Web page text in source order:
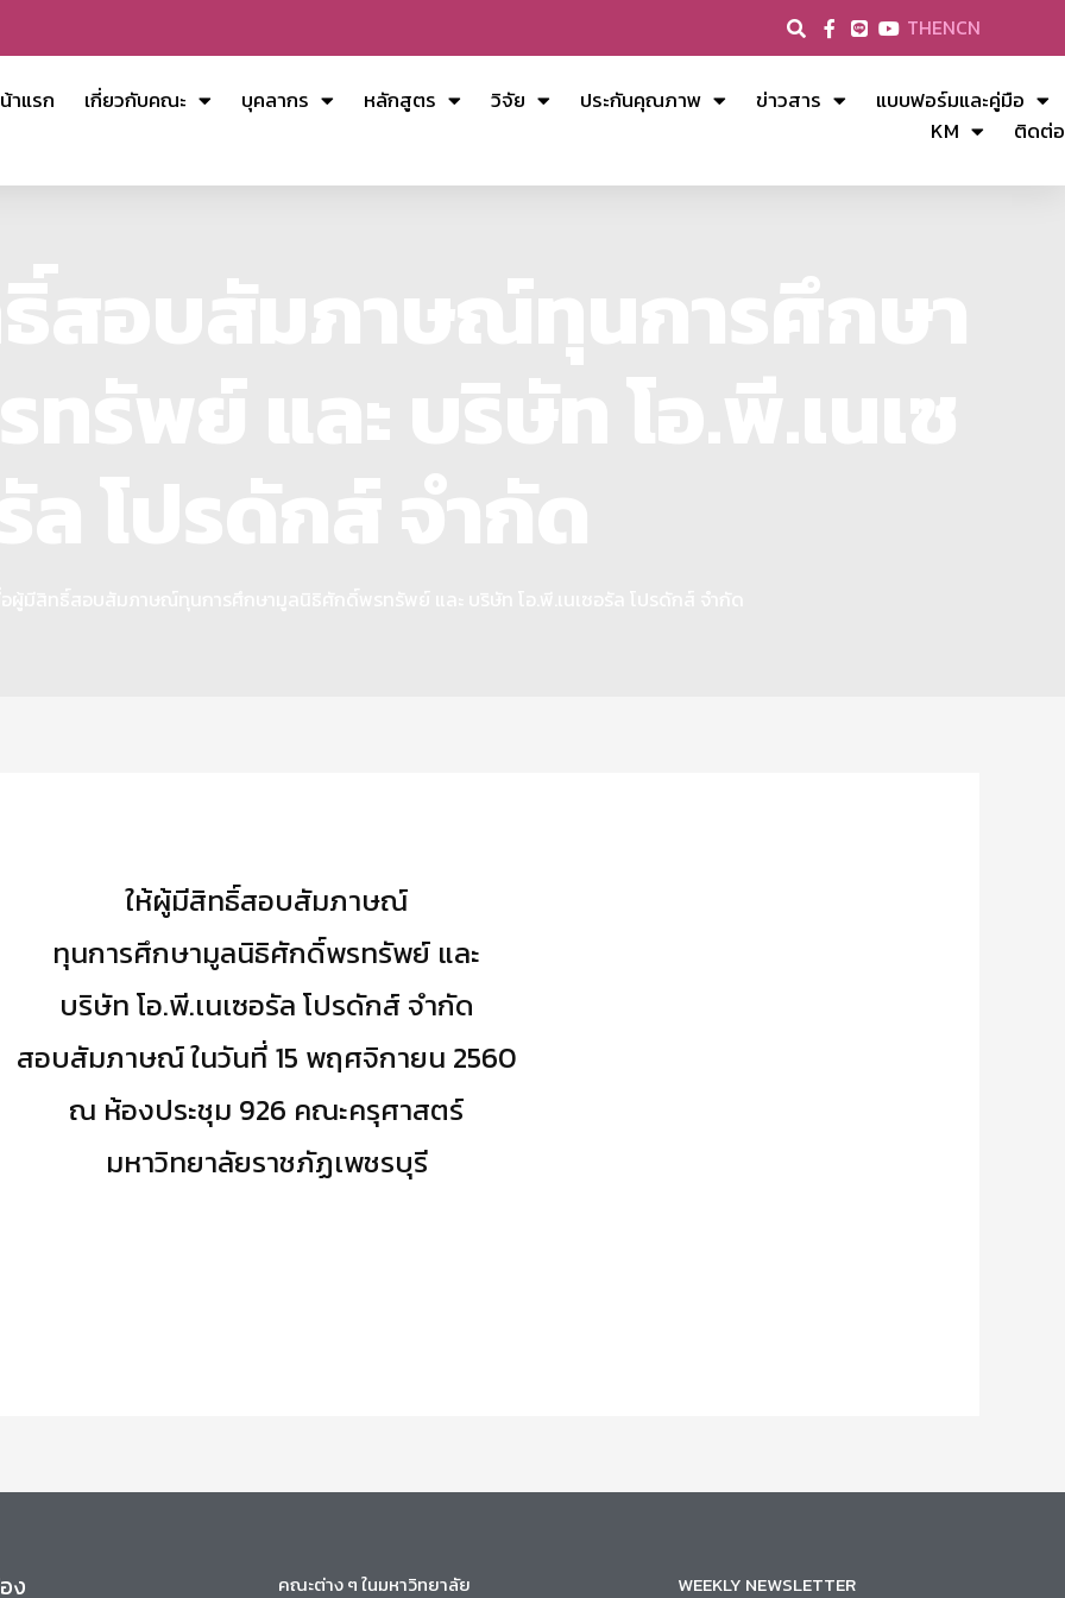
THENCN
าแรก เกี่ยวกับคณะ บุคลากร หลักสูตร วิจัย ประกันคุณภาพ ข่าวสาร
แบบฟอร์มและคู่มือ
KM
ติดต่อ
ให้ผู้มีสิทธิ์สอบสัมภาษณ์
ทุนการศึกษามูลนิธิศักดิ์พรทรัพย์ และ
บริษัท โอ.พี.เนเซอรัล โปรดักส์ จำกัด
สอบสัมภาษณ์ในวันที่ 15 พฤศจิกายน 2560
ณ ห้องประชุม 926 คณะครุศาสตร์
มหาวิทยาลัยราชภัฏเพชรบุรี
ง คณะต่าง ๆ ในมหาวิทยาลัย WEEKLY NEWSLETTER